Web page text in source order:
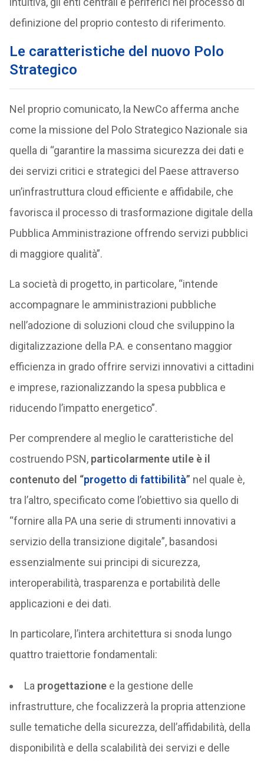
definizione del proprio contesto di riferimento.
Le caratteristiche del nuovo Polo
Strategico
Nel proprio comunicato, la NewCo afferma anche
come la missione del Polo Strategico Nazionale sia
quella di “garantire la massima sicurezza dei dati e
dei servizi critici e strategici del Paese attraverso
un’infrastruttura cloud efficiente e affidabile, che
favorisca il processo di trasformazione digitale della
Pubblica Amministrazione offrendo servizi pubblici
di maggiore qualità”.
La società di progetto, in particolare, “intende
accompagnare le amministrazioni pubbliche
nell’adozione di soluzioni cloud che sviluppino la
digitalizzazione della P.A. e consentano maggior
efficienza in grado offrire servizi innovativi a cittadini
e imprese, razionalizzando la spesa pubblica e
riducendo l’impatto energetico”.
Per comprendere al meglio le caratteristiche del
costruendo PSN, particolarmente utile è il
contenuto del “progetto di fattibilità” nel quale è,
tra l’altro, specificato come l’obiettivo sia quello di
“fornire alla PA una serie di strumenti innovativi a
servizio della transizione digitale”, basandosi
essenzialmente sui principi di sicurezza,
interoperabilità, trasparenza e portabilità delle
applicazioni e dei dati.
In particolare, l’intera architettura si snoda lungo
quattro traiettorie fondamentali:
La progettazionee la gestione delle
infrastrutture, che focalizzerà la propria attenzione
sulle tematiche della sicurezza, dell’affidabilità, della
disponibilità e della scalabilità dei servizi e delle